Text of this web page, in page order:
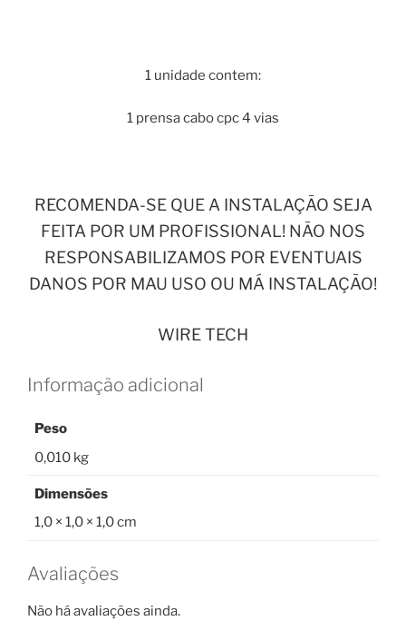
1 unidade contem:
1 prensa cabo cpc 4 vias
RECOMENDA-SE QUE A INSTALAÇÃO SEJA
FEITA POR UM PROFISSIONAL! NÃO NOS
RESPONSABILIZAMOS POR EVENTUAIS
DANOS POR MAU USO OU MÁ INSTALAÇÃO!
WIRE TECH
Informação adicional
Peso
0,010 kg
Dimensões
1,0 × 1,0 × 1,0 cm
Avaliações
Não há avaliações ainda.